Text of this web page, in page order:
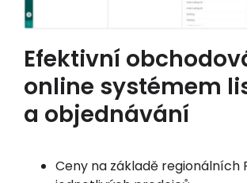
Efektivní
online systémem
a objednávání
Ceny na základě regionálních